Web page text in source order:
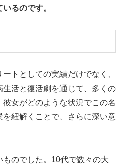
るのです。
トとしての実績だけでなく、
活と復活劇を通じて、多くの
女がどのような状況でこの名
紐解くことで、さらに深い意
のでした。10代で数々の大